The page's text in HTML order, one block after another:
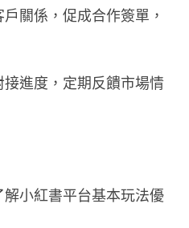
關係，促成合作簽單，
進度，定期反饋市場情
小紅書平台基本玩法優